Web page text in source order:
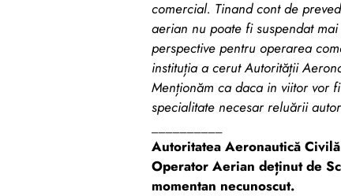
comercial. Tinand cont de
aerian nu poate fi suspendat
perspective pentru operarea
instituția a cerut Autorității
Menționăm ca daca in viitor vor
specialitate necesar reluării
Autoritatea Aeronautică
Operator Aerian deținut de
momentan necunoscut.